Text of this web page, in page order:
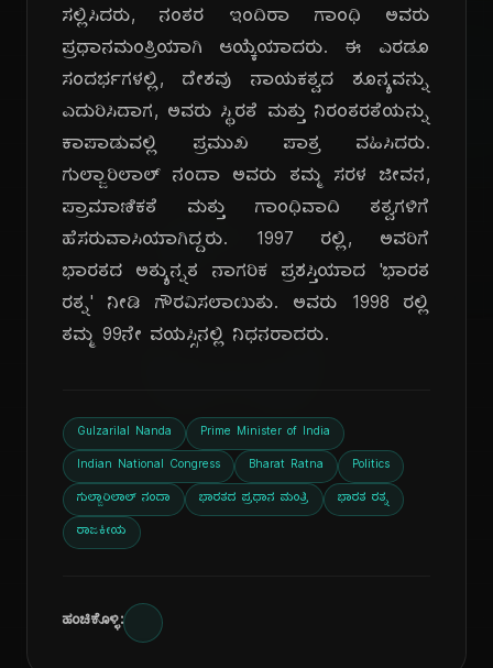
ದಿ
ಸಲ್ಲಿಸಿದರು, ನಂತರ ಇಂದಿರಾ ಗಾಂಧಿ ಅವರು
ಪ್ರಧಾನಮಂತ್ರಿಯಾಗಿ ಆಯ್ಕೆಯಾದರು. ಈ ಎರಡೂ
ಸಂದರ್ಭಗಳಲ್ಲಿ, ದೇಶವು ನಾಯಕತ್ವದ ಶೂನ್ಯವನ್ನು
ಎದುರಿಸಿದಾಗ, ಅವರು ಸ್ಥಿರತೆ ಮತ್ತು ನಿರಂತರತೆಯನ್ನು
ಕಾಪಾಡುವಲ್ಲಿ ಪ್ರಮುಖ ಪಾತ್ರ ವಹಿಸಿದರು.
ಗುಲ್ಜಾರಿಲಾಲ್ ನಂದಾ ಅವರು ತಮ್ಮ ಸರಳ ಜೀವನ,
ಪ್ರಾಮಾಣಿಕತೆ ಮತ್ತು ಗಾಂಧಿವಾದಿ ತತ್ವಗಳಿಗೆ
ಹೆಸರುವಾಸಿಯಾಗಿದ್ದರು. 1997 ರಲ್ಲಿ, ಅವರಿಗೆ
ಭಾರತದ ಅತ್ಯುನ್ನತ ನಾಗರಿಕ ಪ್ರಶಸ್ತಿಯಾದ 'ಭಾರತ
ರತ್ನ' ನೀಡಿ ಗೌರವಿಸಲಾಯಿತು. ಅವರು 1998 ರಲ್ಲಿ
ತಮ್ಮ 99ನೇ ವಯಸ್ಸಿನಲ್ಲಿ ನಿಧನರಾದರು.
Gulzarilal Nanda Prime Minister of India
Indian National Congress Bharat Ratna Politics
ಗುಲ್ಜಾರಿಲಾಲ್ ನಂದಾ ಭಾರತದ ಪ್ರಧಾನ ಮಂತ್ರಿ ಭಾರತ ರತ್ನ
ರಾಜಕೀಯ
ಹಂಚಿಕೊಳ್ಳಿ: